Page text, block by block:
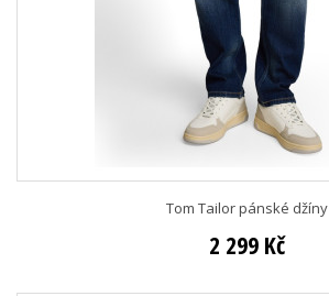
Tom Tailor pánské džíny
2 299 Kč